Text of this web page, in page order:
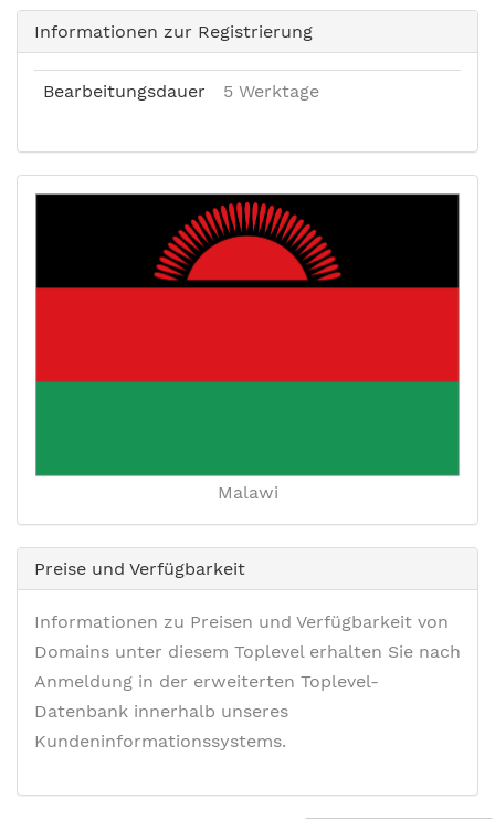
Informationen zur Registrierung
Bearbeitungsdauer 5 Werktage
Malawi
Preise und Verfügbarkeit
Informationen zu Preisen und Verfügbarkeit von
Domains unter diesem Toplevel erhalten Sie nach
Anmeldung in der erweiterten Toplevel-
Datenbank innerhalb unseres
Kundeninformationssystems.